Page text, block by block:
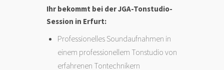
Ihr bekommt bei der JGA-Tonstudio-
Session in Erfurt:
Professionelles Soundaufnahmen in
einem professionellem Tonstudio von
erfahrenen Tontechnikern